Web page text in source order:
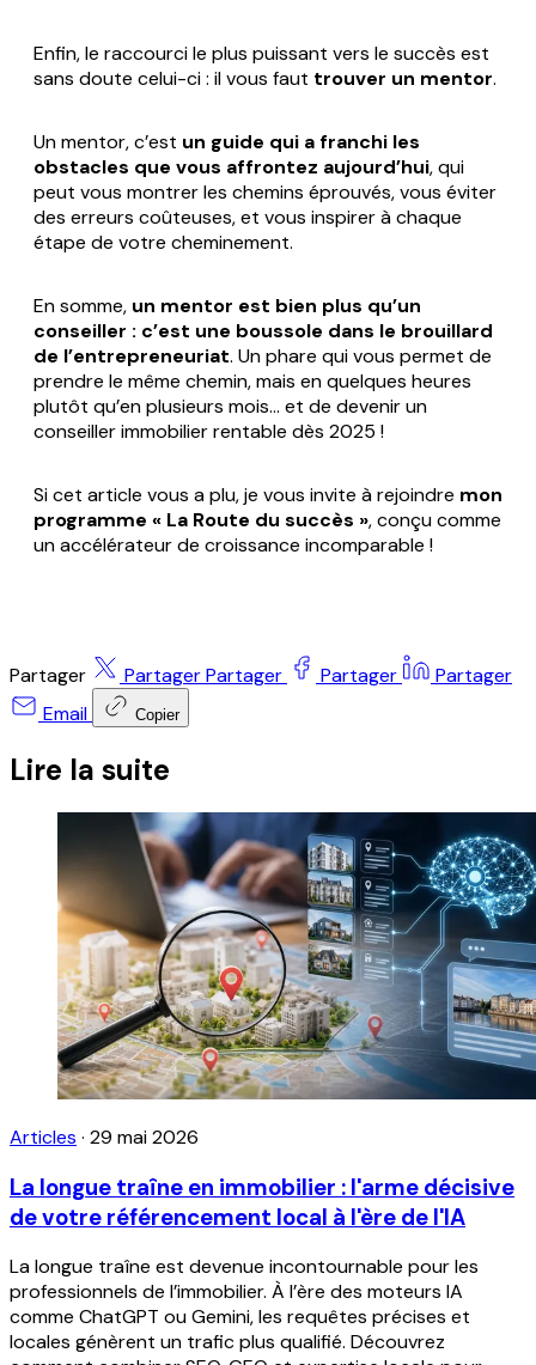
Enfin, le raccourci le plus puissant vers le succès est
sans doute celui-ci : il vous faut trouver un mentor.
Un mentor, c’est un guide qui a franchi les
obstacles que vous affrontez aujourd’hui, qui
peut vous montrer les chemins éprouvés, vous éviter
des erreurs coûteuses, et vous inspirer à chaque
étape de votre cheminement.
En somme, un mentor est bien plus qu’un
conseiller : c’est une boussole dans le brouillard
de l’entrepreneuriat. Un phare qui vous permet de
prendre le même chemin, mais en quelques heures
plutôt qu’en plusieurs mois... et de devenir un
conseiller immobilier rentable dès 2025 !
Si cet article vous a plu, je vous invite à rejoindre mon
programme « La Route du succès », conçu comme
un accélérateur de croissance incomparable !
Partager PartagerPartager Partager
Partager
Email
Copier
Lire la suite
Articles · 29 mai 2026
La longue traîne en immobilier : l'arme décisive
de votre référencement local à l'ère de l'IA
La longue traîne est devenue incontournable pour les
professionnels de l’immobilier. À l’ère des moteurs IA
comme ChatGPT ou Gemini, les requêtes précises et
locales génèrent un trafic plus qualifié. Découvrez